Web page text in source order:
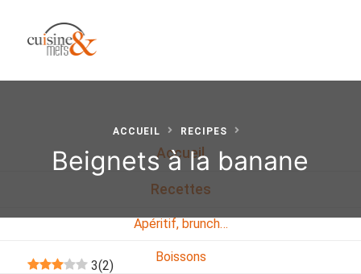
Accueil
Recettes
Apéritif, brunch…
Boissons
ACCUEIL RECIPES
Beignets à la banane
3(2)